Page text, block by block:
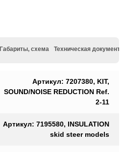
Габариты, схема Техническая
Артикул: 7207380, KIT,
SOUND/NOISE REDUCTION Ref.
2-11
Артикул: 7195580, INSULATION
skid steer models